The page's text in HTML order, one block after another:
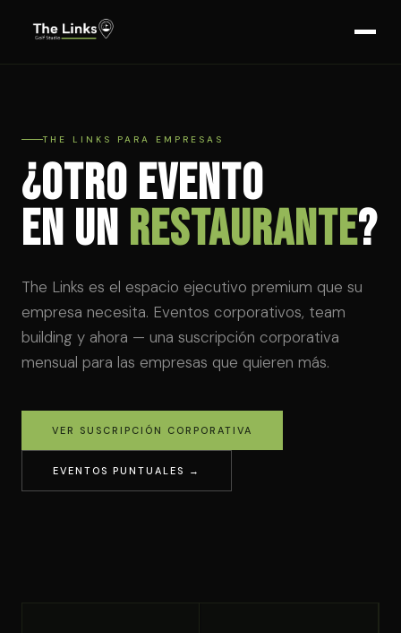
THE LINKS PARA EMPRESAS
¿Otro evento
en un restaurante?
The Links es el espacio ejecutivo premium que su
empresa necesita. Eventos corporativos, team
building y ahora — una suscripción corporativa
mensual para las empresas que quieren más.
VER SUSCRIPCIÓN CORPORATIVA
EVENTOS PUNTUALES →